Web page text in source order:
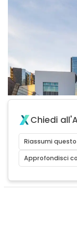
Chiedi
Riassumi
Approfondisci